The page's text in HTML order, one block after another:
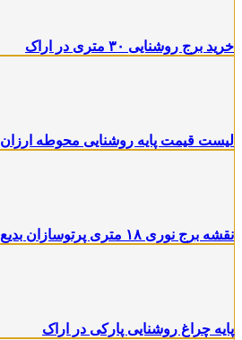
خرید برج روشنایی ۳۰ متری در اراک
لیست قیمت پایه روشنایی محوطه ارزان
نقشه برج نوری ۱۸ متری پرتوسازان بدیع
پایه چراغ روشنایی پارکی در اراک